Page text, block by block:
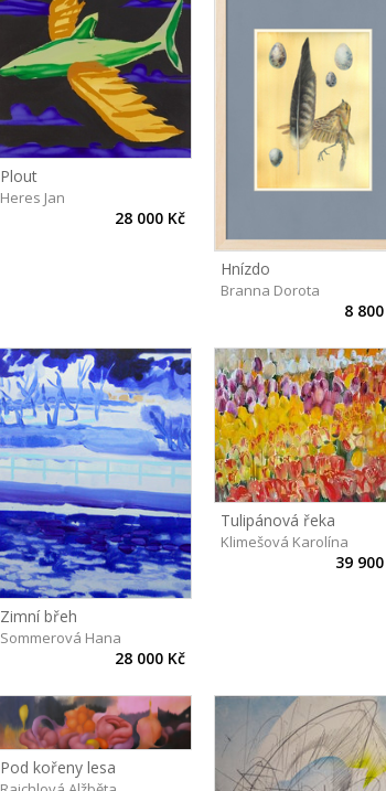
Plout
Heres Jan
28 000 Kč
Hnízdo
Branna Dorota
8
Zimní břeh
Sommerová Hana
28 000 Kč
Tulipánová řeka
Klimešová Karolína
39
Pod kořeny lesa